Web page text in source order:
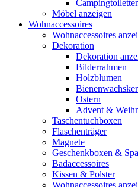
Möbel anzeigen
Wohnaccessoires
Wohnaccessoires
Dekoration
Dekoration
Bilderrahmen
Holzblumen
Ostern
Advent &
Taschentuchboxen
Flaschenträger
Magnete
Geschenkboxen &
Badaccessoires
Kissen & Polster
Wohnaccessoires